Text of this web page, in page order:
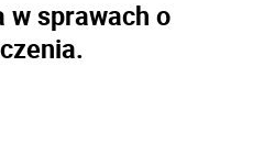
w sprawach o